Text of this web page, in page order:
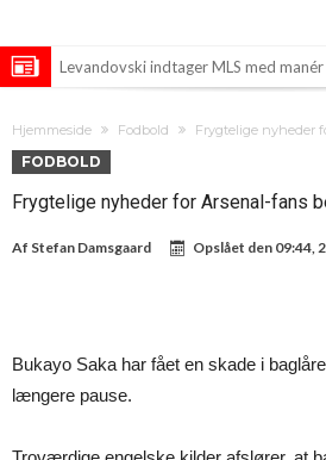
Levandovski indtager MLS med
Mohamed Salah nærmer sig ny
Hjemmeside Fodbold Frygtelige nyheder
FODBOLD
Frygtelige nyheder for Arsenal-fans
Af Stefan Damsgaard Opslået den 09:44,
Bukayo Saka har fået en skade i
længere pause.